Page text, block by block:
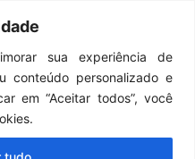
sua experiência de
conteúdo personalizado e
em “Aceitar todos”, você